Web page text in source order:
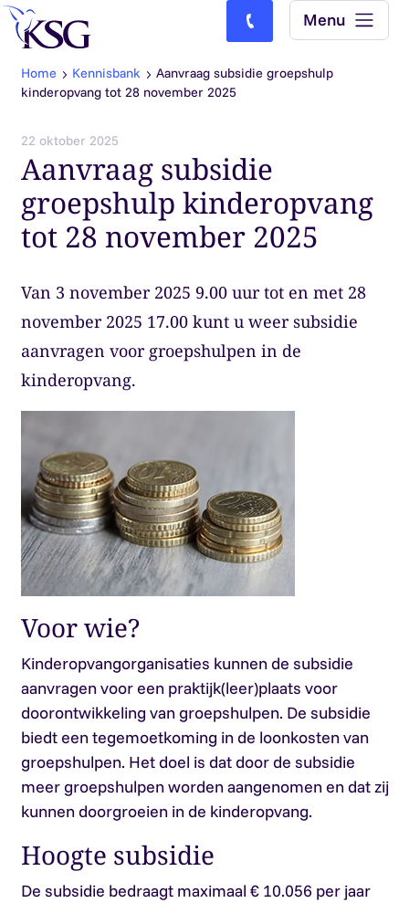
Skip to content
Bel ons: (0)77-4740000
Menu
Home Kennisbank
Aanvraag subsidie groepshulp
kinderopvang tot 28 november 2025
22 oktober 2025
Aanvraag subsidie
groepshulp kinderopvang
tot 28 november 2025
Van 3 november 2025 9.00 uur tot en met 28
november 2025 17.00 kunt u weer subsidie
aanvragen voor groepshulpen in de
kinderopvang.
Voor wie?
Kinderopvangorganisaties kunnen de subsidie
aanvragen voor een praktijk(leer)plaats voor
doorontwikkeling van groepshulpen. De subsidie
biedt een tegemoetkoming in de loonkosten van
groepshulpen. Het doel is dat door de subsidie
meer groepshulpen worden aangenomen en dat zij
kunnen doorgroeien in de kinderopvang.
Hoogte subsidie
De subsidie bedraagt maximaal € 10.056 per jaar